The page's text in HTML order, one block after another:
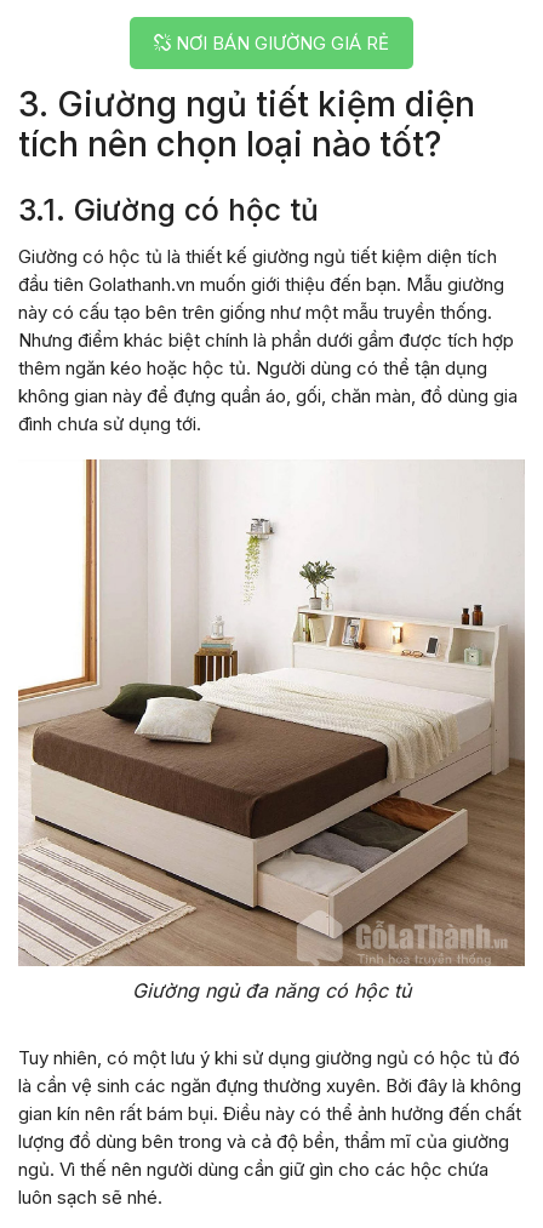
NƠI BÁN GIƯỜNG GIÁ RẺ
3. Giường ngủ tiết kiệm diện
tích nên chọn loại nào tốt?
3.1. Giường có hộc tủ
Giường có hộc tủ là thiết kế giường ngủ tiết kiệm diện tích
đầu tiên Golathanh.vn muốn giới thiệu đến bạn. Mẫu giường
này có cấu tạo bên trên giống như một mẫu truyền thống.
Nhưng điểm khác biệt chính là phần dưới gầm được tích hợp
thêm ngăn kéo hoặc hộc tủ. Người dùng có thể tận dụng
không gian này để đựng quần áo, gối, chăn màn, đồ dùng gia
đình chưa sử dụng tới.
Giường ngủ đa năng có hộc tủ
Tuy nhiên, có một lưu ý khi sử dụng giường ngủ có hộc tủ đó
là cần vệ sinh các ngăn đựng thường xuyên. Bởi đây là không
gian kín nên rất bám bụi. Điều này có thể ảnh hưởng đến chất
lượng đồ dùng bên trong và cả độ bền, thẩm mĩ của giường
ngủ. Vì thế nên người dùng cần giữ gìn cho các hộc chứa
luôn sạch sẽ nhé.